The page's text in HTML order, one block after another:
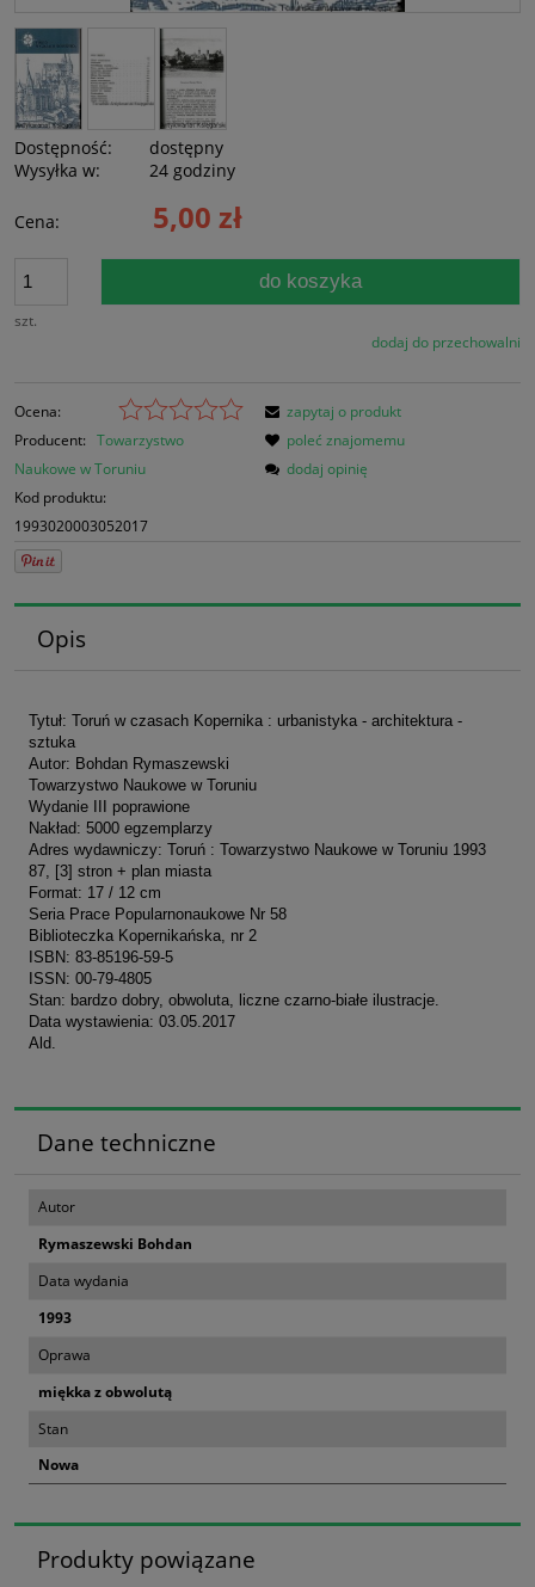
Dostępność:
dostępny
Wysyłka w:
24 godziny
Cena: 5,00 zł
szt.
do koszyka
dodaj do przechowalni
Ocena:
Producent: Towarzystwo
Naukowe w Toruniu
Kod produktu:
1993020003052017
zapytaj o produkt
poleć znajomemu
dodaj opinię
Opis
Tytuł: Toruń w czasach Kopernika : urbanistyka - architektura -
sztuka
Autor: Bohdan Rymaszewski
Towarzystwo Naukowe w Toruniu
Wydanie III poprawione
Nakład: 5000 egzemplarzy
Adres wydawniczy: Toruń : Towarzystwo Naukowe w Toruniu 1993
87, [3] stron + plan miasta
Format: 17 / 12 cm
Seria Prace Popularnonaukowe Nr 58
Biblioteczka Kopernikańska, nr 2
ISBN: 83-85196-59-5
ISSN: 00-79-4805
Stan: bardzo dobry, obwoluta, liczne czarno-białe ilustracje.
Data wystawienia: 03.05.2017
Ald.
Dane techniczne
Autor
Rymaszewski Bohdan
Data wydania
1993
Oprawa
miękka z obwolutą
Stan
Nowa
Produkty powiązane